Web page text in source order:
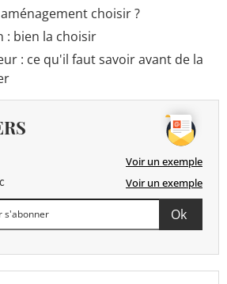
choisir ?
: bien la choisir
: ce qu'il faut savoir avant de la
Voir un exemple
Voir un exemple